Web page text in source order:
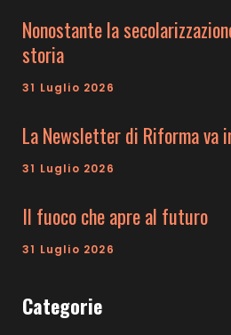
Nonostante la
storia
31 Luglio 2026
La Newsletter di Riforma va
31 Luglio 2026
Il fuoco che apre al futuro
31 Luglio 2026
Categorie